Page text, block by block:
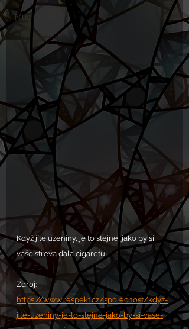
Mučící lidé
Když jíte uzeniny, je to stejné, jako by si
vaše střeva dala cigaretu
Zdroj:
https://www.respekt.cz/spolecnost/kdyz-
jite-uzeniny-je-to-stejne-jako-by-si-vase-